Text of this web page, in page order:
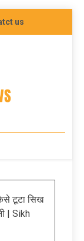
us
टूटा सिख
| Sikh